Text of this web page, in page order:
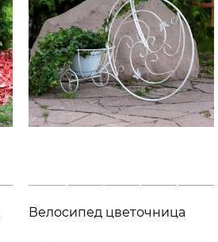
Велосипед цветочница